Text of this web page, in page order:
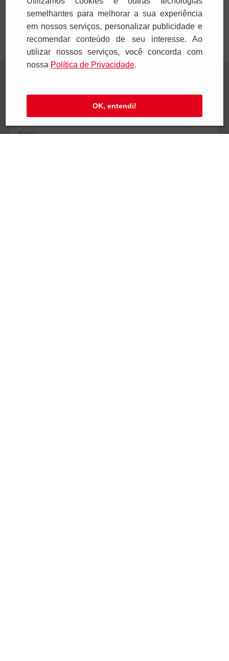
Preencha seus dados e receba novidades em
seu e-mail.
semelhantes para melhorar a sua experiência
em nossos serviços, personalizar publicidade e
recomendar conteúdo de seu interesse. Ao
utilizar nossos serviços, você concorda com
nossa Polí­tica de Privacidade.
OK, entendi!